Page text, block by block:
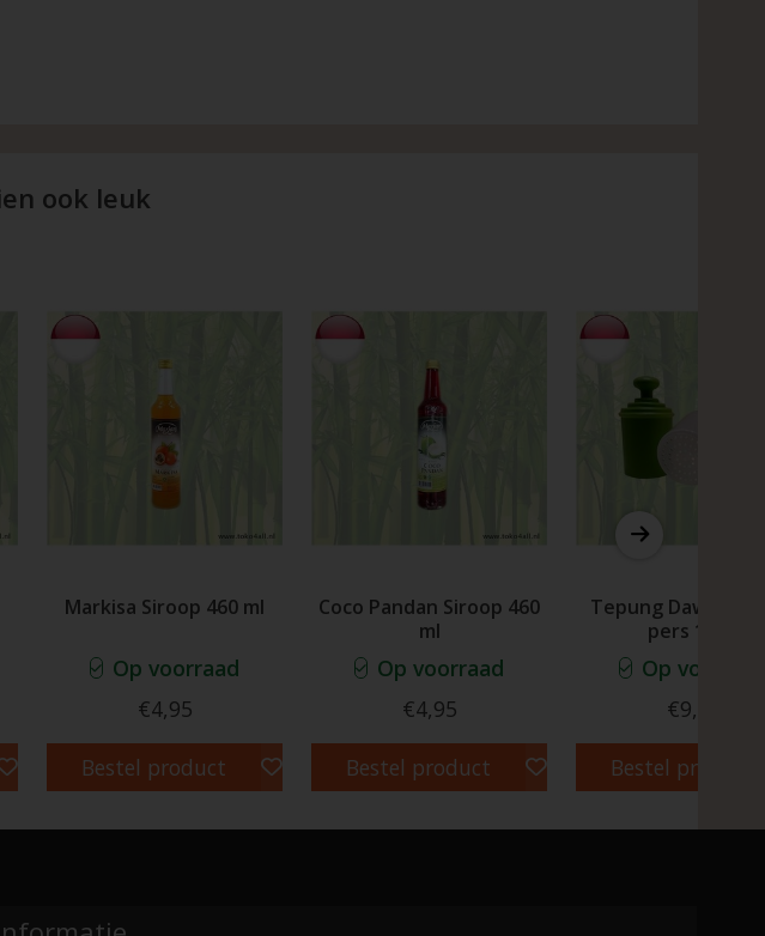
ook leuk
Markisa Siroop 460 ml
Op voorraad
€4,95
Bestel product
Coco Pandan Siroop 460
ml
Op voorraad
€4,95
Bestel product
Tepung Dawet
pers 1 set
Op
€9,95
Bestel product